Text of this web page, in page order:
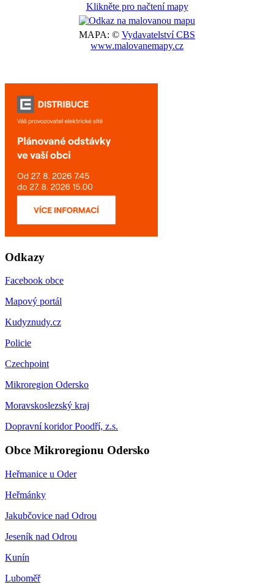
Klikněte pro načtení mapy
MAPA: © Vydavatelství CBS
www.malovanemapy.cz
Odkazy
Facebook obce
Mapový portál
Kudyznudy.cz
Policie
Czechpoint
Mikroregion Odersko
Moravskoslezský kraj
Dopravní koridor Poodří, z.s.
Obce Mikroregionu Odersko
Heřmanice u Oder
Heřmánky
Jakubčovice nad Odrou
Jeseník nad Odrou
Kunín
Luboměř